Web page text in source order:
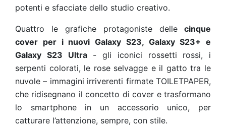
potenti e sfacciate dello studio creativo.
Quattro le grafiche protagoniste delle cinque
cover per i nuovi Galaxy S23, Galaxy S23+ e
Galaxy S23 Ultra- gli iconici rossetti rossi, i
serpenti colorati, le rose selvagge e il gatto tra le
nuvole – immagini irriverenti firmate TOILETPAPER,
che ridisegnano il concetto di cover e trasformano
lo smartphone in un accessorio unico, per
catturare l’attenzione, sempre, con stile.